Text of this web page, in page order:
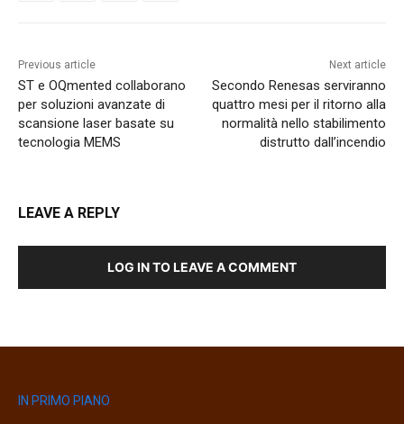
Previous article
ST e OQmented collaborano
per soluzioni avanzate di
scansione laser basate su
tecnologia MEMS
Next article
Secondo Renesas serviranno
quattro mesi per il ritorno alla
normalità nello stabilimento
distrutto dall’incendio
LEAVE A REPLY
LOG IN TO LEAVE A COMMENT
IN PRIMO PIANO